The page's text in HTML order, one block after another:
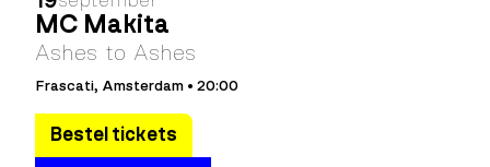
MC Makita
Ashes to Ashes
Frascati, Amsterdam • 20:00
Bestel tickets